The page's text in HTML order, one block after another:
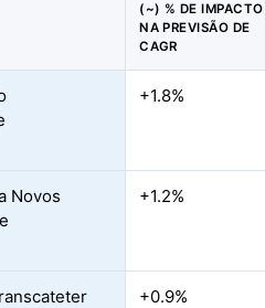
(~) % DE IMPACTO
NA PREVISÃO DE
CAGR
+1.8%
Novos
+1.2%
+0.9%